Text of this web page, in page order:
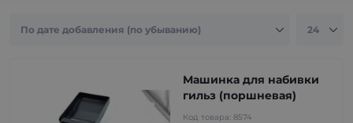
Машинка для набивки
гильз (поршневая)
Код товара: 8574